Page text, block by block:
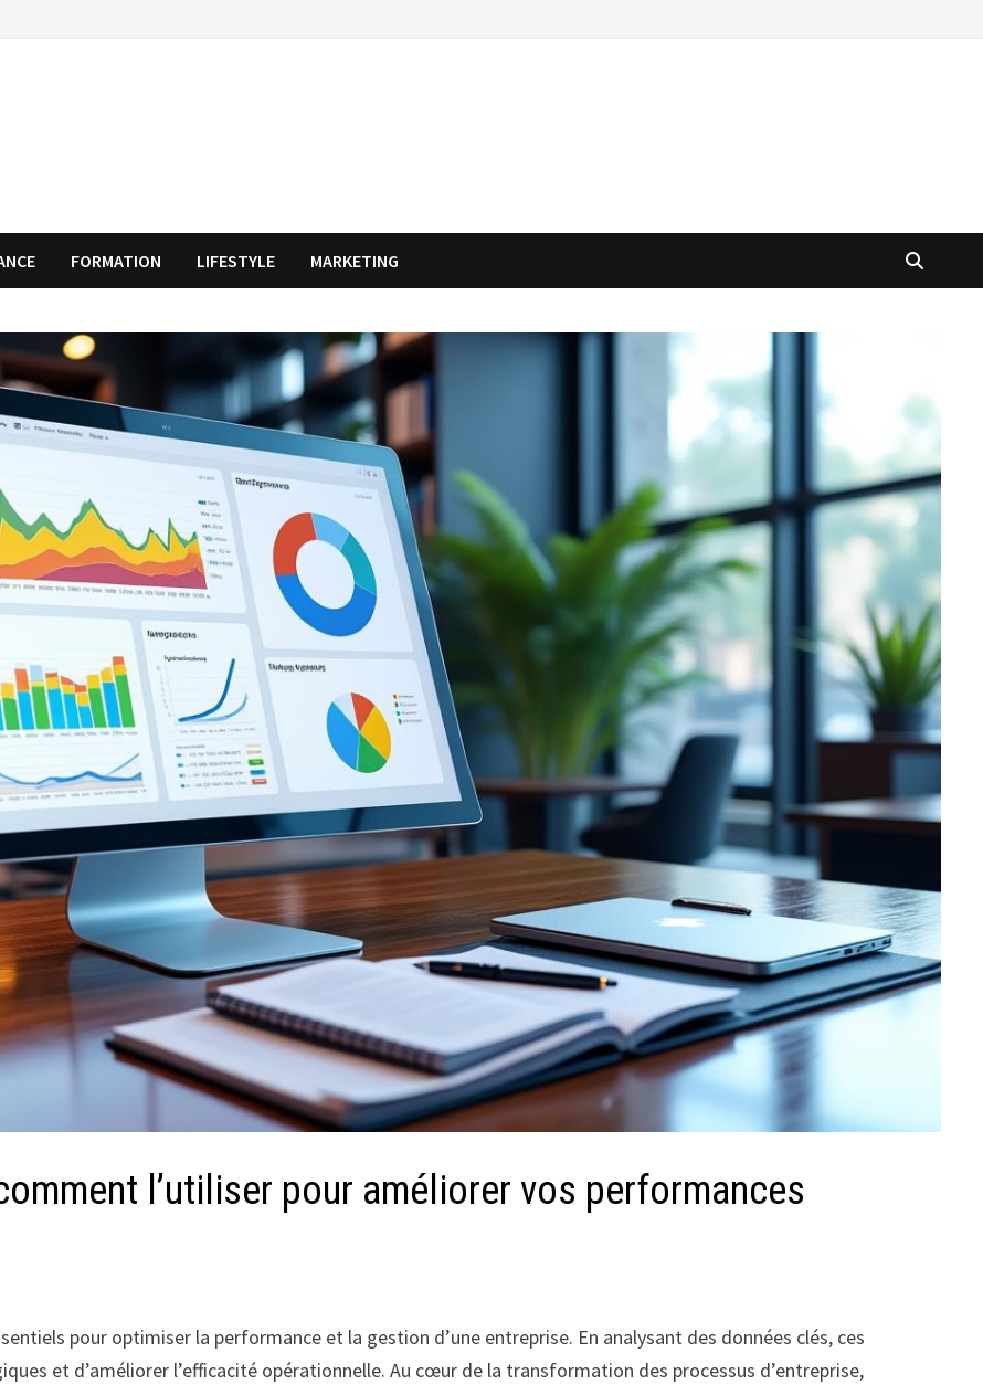
FORMATION LIFESTYLE MARKETING
l’utiliser pour améliorer vos performances
pour optimiser la performance et la gestion d’une entreprise. En analysant des données clés, ces
et d’améliorer l’efficacité opérationnelle. Au cœur de la transformation des processus d’entreprise,